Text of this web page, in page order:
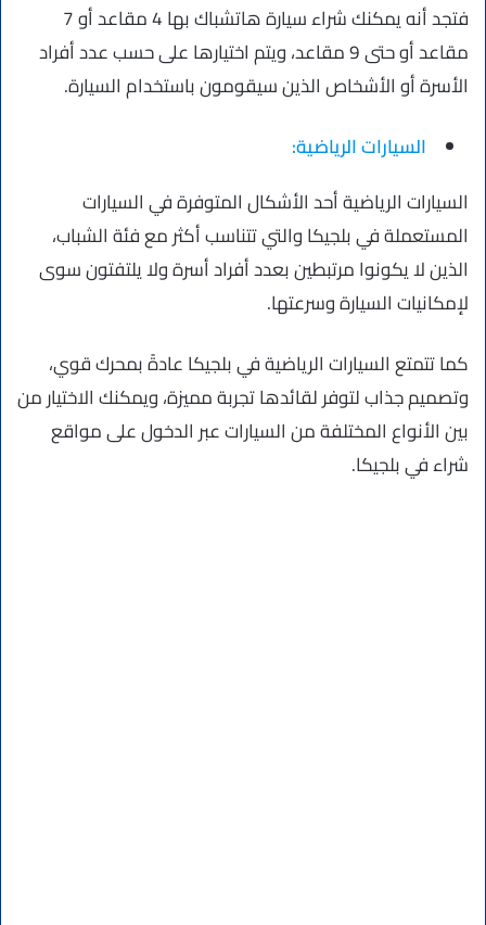
فتجد أنه يمكنك شراء سيارة هاتشباك بها 4 مقاعد أو 7
مقاعد أو حتى 9 مقاعد، ويتم اختيارها على حسب عدد أفراد
الأسرة أو الأشخاص الذين سيقومون باستخدام السيارة.
السيارات الرياضية:
السيارات الرياضية أحد الأشكال المتوفرة في السيارات
المستعملة في بلجيكا والتي تتناسب أكثر مع فئة الشباب،
الذين لا يكونوا مرتبطين بعدد أفراد أسرة ولا يلتفتون سوى
لإمكانيات السيارة وسرعتها.
كما تتمتع السيارات الرياضية في بلجيكا عادةً بمحرك قوي،
وتصميم جذاب لتوفر لقائدها تجربة مميزة، ويمكنك الاختيار من
بين الأنواع المختلفة من السيارات عبر الدخول على مواقع
شراء في بلجيكا.